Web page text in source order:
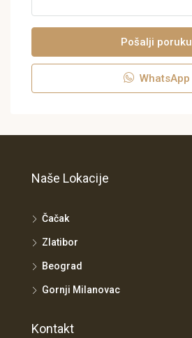
Pošalji poruku
WhatsApp
Naše Lokacije
Čačak
Zlatibor
Beograd
Gornji Milanovac
Kontakt